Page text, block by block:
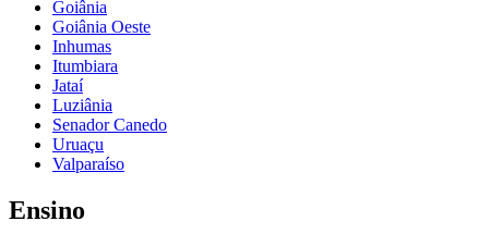
Goiânia
Goiânia Oeste
Inhumas
Itumbiara
Jataí
Luziânia
Senador Canedo
Uruaçu
Valparaíso
Ensino